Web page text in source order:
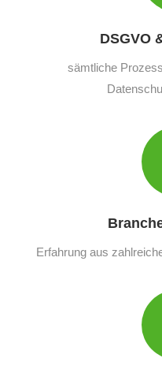
DSGVO
sämtliche
Erfahrung aus